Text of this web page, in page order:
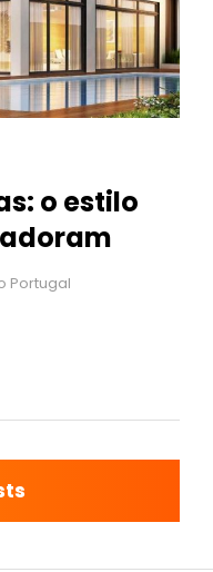
o estilo
Portugal